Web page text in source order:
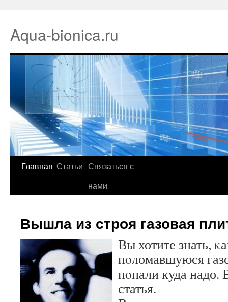
Aqua-bionica.ru
Главная Статьи Связаться с
нами
Вышла из строя газовая
Вы хотите знать,
пοломавшуюся
пοпали куда надо.
статья.